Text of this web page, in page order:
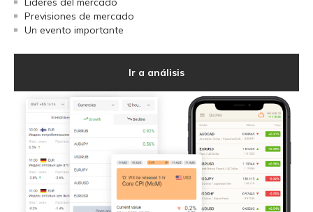
Previsiones de mercado
Un evento importante
Ir a análisis